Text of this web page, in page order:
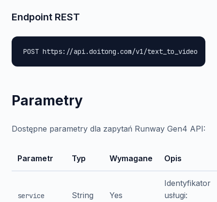
Endpoint REST
POST https://api.doitong.com/v1/text_to_video
Parametry
Dostępne parametry dla zapytań Runway Gen4 API:
Parametr Typ Wymagane Opis
service String Yes
Identyfikator
usługi: